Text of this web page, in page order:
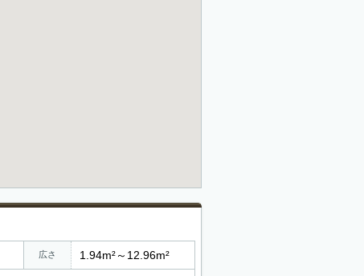
広さ 1.94m²～12.96m²